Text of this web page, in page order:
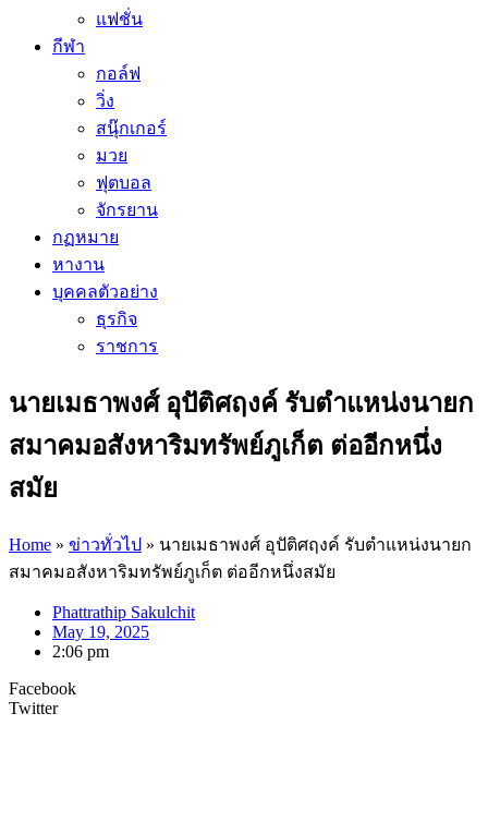
แฟชั่น
กีฬา
กอล์ฟ
วิ่ง
สนุ๊กเกอร์
มวย
ฟุตบอล
จักรยาน
กฏหมาย
หางาน
บุคคลตัวอย่าง
ธุรกิจ
ราชการ
นายเมธาพงศ์ อุปัติศฤงค์ รับตำแหน่งนายก
สมาคมอสังหาริมทรัพย์ภูเก็ต ต่ออีกหนึ่ง
สมัย
Home » ข่าวทั่วไป » นายเมธาพงศ์ อุปัติศฤงค์ รับตำแหน่งนายก
สมาคมอสังหาริมทรัพย์ภูเก็ต ต่ออีกหนึ่งสมัย
Phattrathip Sakulchit
May 19, 2025
2:06 pm
Facebook
Twitter